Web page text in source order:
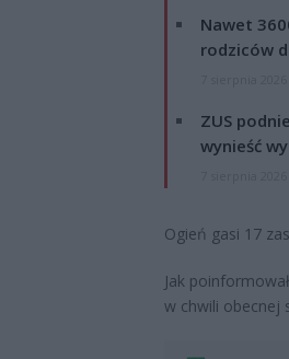
Nawet
rodziców
ZUS
wynieść
Ogień gasi 17
Jak
w chwili obecnej